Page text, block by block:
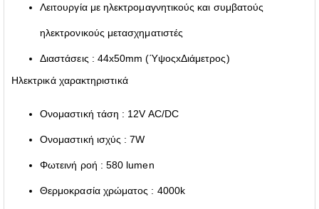
Λειτουργία με ηλεκτρομαγνητικούς και συμβατούς
ηλεκτρονικούς μετασχηματιστές
Διαστάσεις : 44x50mm (ΎψοςxΔιάμετρος)
Ηλεκτρικά χαρακτηριστικά
Ονομαστική τάση : 12V AC/DC
Ονομαστική ισχύς : 7W
Φωτεινή ροή : 580 lumen
Θερμοκρασία χρώματος : 4000k